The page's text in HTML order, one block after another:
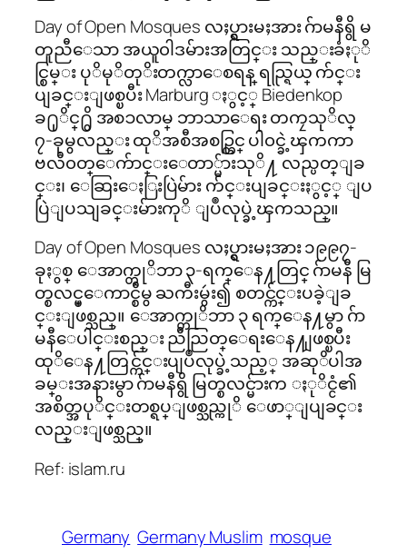
Day of Open Mosques လႈပ္ရွားမႈအား ဂ်ာမနီရွိ မ
တူညီေသာ အယူ၀ါဒမ်ားအတြင္း သည္းခံႏုိ
င္စြမ္း ပုိမုိတုိးတက္လာေစရန္ ရည္ရြယ္ က်င္း
ပျခင္းျဖစ္ၿပီး Marburg ႏွင့္ Biedenkop
ခ႐ုိင္႐ွိ အစၥလာမ္ ဘာသာေရး တကၠသုိလ္
၇-ခုမွလည္း ထုိအစီအစဥ္တြင္ ပါ၀င္ခဲ့ၾကကာ
ဗလီ၀တ္ေက်ာင္းေတာ္မ်ားသုိ႔ လည္ပတ္ျခ
င္း၊ ေဆြးေႏြးပြဲမ်ား က်င္းပျခင္းႏွင့္ ျပ
ပြဲျပသျခင္းမ်ားကုိ ျပဳလုပ္ခဲ့ၾကသည္။
Day of Open Mosques လႈပ္ရွားမႈအား ၁၉၉၇-
ခုႏွစ္ ေအာက္တုိဘာ ၃-ရက္ေန႔တြင္ ဂ်ာမနီ မြ
တ္စလင္မ္ေကာင္စီမွ ႀကီးမွဴး၍ စတင္က်င္းပခဲ့ျခ
င္းျဖစ္သည္။ ေအာက္တုိဘာ ၃ ရက္ေန႔မွာ ဂ်ာ
မနီေပါင္းစည္း ညီညြတ္ေရးေန႔ျဖစ္ၿပီး
ထုိေန႔တြင္က်င္းပျပဳလုပ္ခဲ့သည့္ အဆုိပါအ
ခမ္းအနားမွာ ဂ်ာမနီရွိ မြတ္စလင္မ်ားက ႏုိင္ငံ၏
အစိတ္အပုိင္းတစ္ရပ္ျဖစ္သည္ကုိ ေဖာ္ျပျခင္း
လည္းျဖစ္သည္။
Ref: islam.ru
Germany Germany Muslim mosque